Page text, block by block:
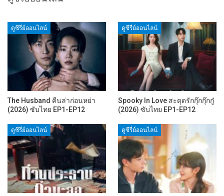
ดูซีรี่ย์ออนไลน์
The Husband คืนล่าก่อนหย่า
(2026) ซับไทย EP1-EP12
ดูซีรี่ย์ออนไลน์
Spooky In Love สะดุดรักกุ๊กกุ๊กกู๋
(2026) ซับไทย EP1-EP12
ดูซีรี่ย์ออนไลน์ ดูซีรี่ย์ออนไลน์